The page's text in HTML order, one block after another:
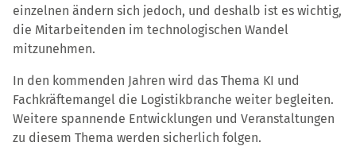
einzelnen ändern sich jedoch, und deshalb ist es wichtig,
die Mitarbeitenden im technologischen Wandel
mitzunehmen.
In den kommenden Jahren wird das Thema KI und
Fachkräftemangel die Logistikbranche weiter begleiten.
Weitere spannende Entwicklungen und Veranstaltungen
zu diesem Thema werden sicherlich folgen.